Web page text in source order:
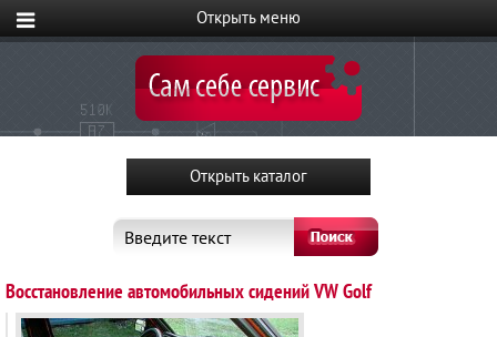
Введите текст
Восстановление автомобильных сидений VW Golf